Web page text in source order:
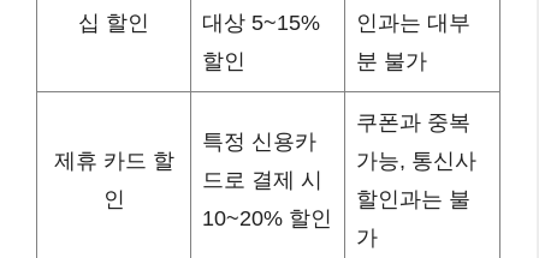
십 할인
대상 5~15%
할인
인과는 대부
분 불가
제휴 카드 할
인
특정 신용카
드로 결제 시
10~20% 할인
쿠폰과 중복
가능, 통신사
할인과는 불
가